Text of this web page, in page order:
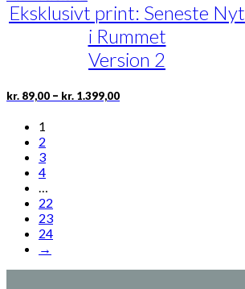
varianter.
Mulighederne
kan
vælges
på
Eksklusivt print: Seneste Nyt
i Rummet
Version 2
kr. 89,00 – kr. 1.399,00Prisinterval:
Dette
1
2
3
4
…
22
23
24
→